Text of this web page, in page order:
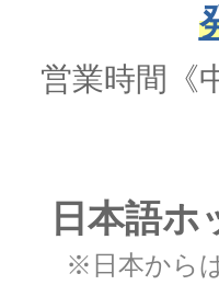
営業時間
日本語
※日本から